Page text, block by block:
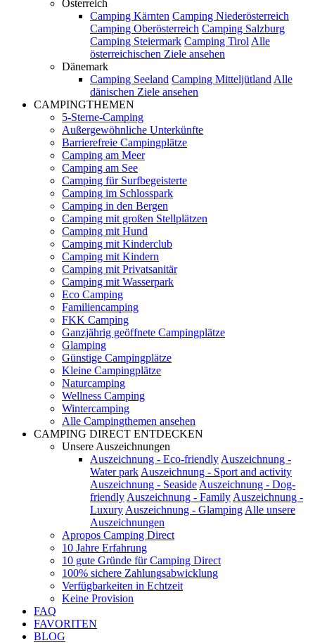
Österreich
Camping Kärnten Camping Niederösterreich
Camping Oberösterreich Camping Salzburg
Camping Steiermark Camping Tirol Alle
österreichischen Ziele ansehen
Dänemark
Camping Seeland Camping Mitteljütland Alle
dänischen Ziele ansehen
CAMPINGTHEMEN
5-Sterne-Camping
Außergewöhnliche Unterkünfte
Barrierefreie Campingplätze
Camping am Meer
Camping am See
Camping für Surfbegeisterte
Camping im Schlosspark
Camping in den Bergen
Camping mit großen Stellplätzen
Camping mit Hund
Camping mit Kinderclub
Camping mit Kindern
Camping mit Privatsanitär
Camping mit Wasserpark
Eco Camping
Familiencamping
FKK Camping
Ganzjährig geöffnete Campingplätze
Glamping
Günstige Campingplätze
Kleine Campingplätze
Naturcamping
Wellness Camping
Wintercamping
Alle Campingthemen ansehen
CAMPING DIRECT ENTDECKEN
Unsere Auszeichnungen
Auszeichnung - Eco-friendly Auszeichnung -
Water park Auszeichnung - Sport and activity
Auszeichnung - Seaside Auszeichnung - Dog-
friendly Auszeichnung - Family Auszeichnung -
Luxury Auszeichnung - Glamping Alle unsere
Auszeichnungen
Apropos Camping Direct
10 Jahre Erfahrung
10 gute Gründe für Camping Direct
100% sichere Zahlungsabwicklung
Verfügbarkeiten in Echtzeit
Keine Provision
FAQ
FAVORITEN
BLOG